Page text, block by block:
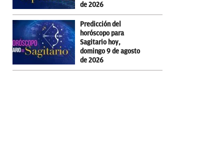
de 2026
Predicción del
horóscopo para
Sagitario hoy,
domingo 9 de agosto
de 2026